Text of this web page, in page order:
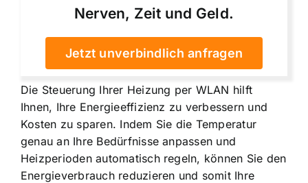
Nerven, Zeit und Geld.
Jetzt unverbindlich anfragen
Die Steuerung Ihrer Heizung per WLAN hilft
Ihnen, Ihre Energieeffizienz zu verbessern und
Kosten zu sparen. Indem Sie die Temperatur
genau an Ihre Bedürfnisse anpassen und
Heizperioden automatisch regeln, können Sie den
Energieverbrauch reduzieren und somit Ihre